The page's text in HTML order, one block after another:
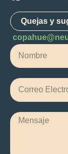
Quejas y